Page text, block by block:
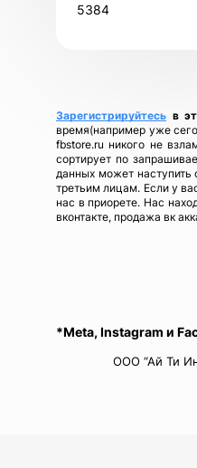
5384
Зарегистрируйтесь в
время(например уже
fbstore.ru никого не
сортирует по
данных может наступить
третьим лицам. Если у
нас в приорете. Нас
вконтакте, продажа вк
*Meta, Instagram и
ООО “Ай Ти